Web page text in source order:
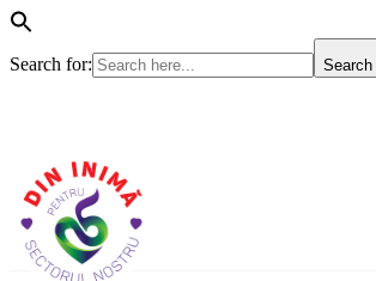
Search for: